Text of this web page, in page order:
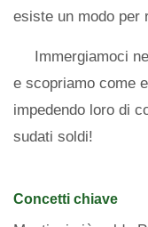
esiste un modo per
Immergiamoci
e scopriamo come
impedendo loro di
sudati soldi!
Concetti chiave